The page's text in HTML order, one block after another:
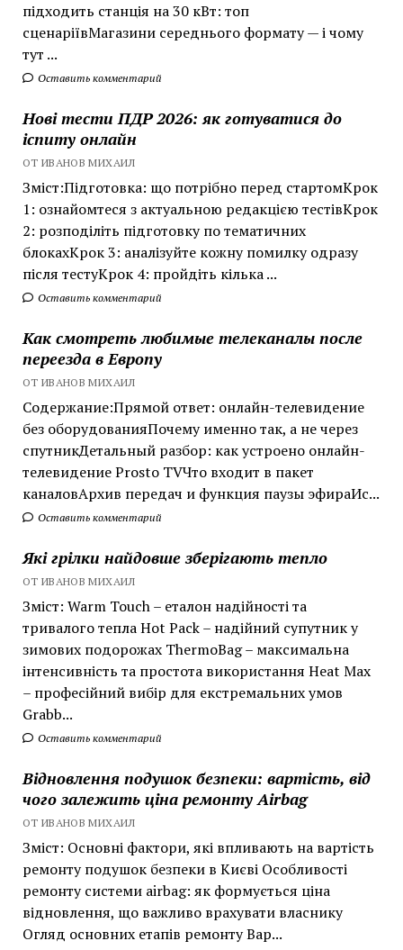
підходить станція на 30 кВт: топ
сценаріївМагазини середнього формату — і чому
тут ...
Оставить комментарий
Нові тести ПДР 2026: як готуватися до
іспиту онлайн
ОТ ИВАНОВ МИХАИЛ
Зміст:Підготовка: що потрібно перед стартомКрок
1: ознайомтеся з актуальною редакцією тестівКрок
2: розподіліть підготовку по тематичних
блокахКрок 3: аналізуйте кожну помилку одразу
після тестуКрок 4: пройдіть кілька ...
Оставить комментарий
Как смотреть любимые телеканалы после
переезда в Европу
ОТ ИВАНОВ МИХАИЛ
Содержание:Прямой ответ: онлайн-телевидение
без оборудованияПочему именно так, а не через
спутникДетальный разбор: как устроено онлайн-
телевидение Prosto TVЧто входит в пакет
каналовАрхив передач и функция паузы эфираИс...
Оставить комментарий
Які грілки найдовше зберігають тепло
ОТ ИВАНОВ МИХАИЛ
Зміст: Warm Touch – еталон надійності та
тривалого тепла Hot Pack – надійний супутник у
зимових подорожах ThermoBag – максимальна
інтенсивність та простота використання Heat Max
– професійний вибір для екстремальних умов
Grabb...
Оставить комментарий
Відновлення подушок безпеки: вартість, від
чого залежить ціна ремонту Airbag
ОТ ИВАНОВ МИХАИЛ
Зміст: Основні фактори, які впливають на вартість
ремонту подушок безпеки в Києві Особливості
ремонту системи airbag: як формується ціна
відновлення, що важливо врахувати власнику
Огляд основних етапів ремонту Вар...